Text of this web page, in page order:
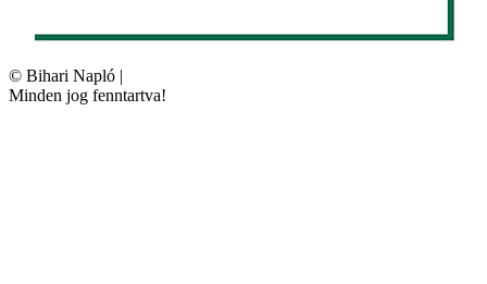
© Bihari Napló |
Minden jog fenntartva!